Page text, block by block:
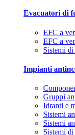
Evacuatori di
EFC a
EFC a
Sistemi
Impianti
Gruppi
Idranti e
Sistemi
Sistemi
Sistemi